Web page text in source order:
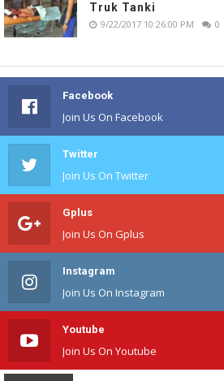
Truk Tanki
9/22/2017 10:26:00 PM 0
Facebook
Join Us On Facebook
Twitter
Join Us On Twitter
Gplus
Join Us On Gplus
Instagram
Join Us On Instagram
Youtube
Join Us On Youtube